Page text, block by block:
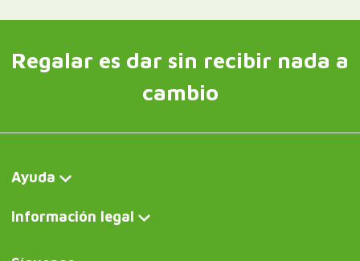
Regalar es dar sin recibir nada a
cambio
Ayuda
Información legal